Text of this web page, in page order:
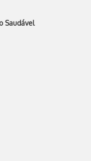
Saudável